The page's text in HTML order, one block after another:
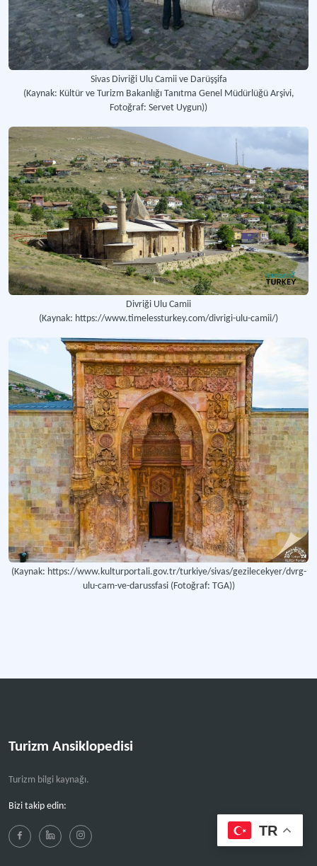
Sivas Divriği Ulu Camii ve Darüşşifa
(Kaynak: Kültür ve Turizm Bakanlığı Tanıtma Genel Müdürlüğü Arşivi,
Fotoğraf: Servet Uygun))
Divriği Ulu Camii
(Kaynak: https://www.timelessturkey.com/divrigi-ulu-camii/)
(Kaynak: https://www.kulturportali.gov.tr/turkiye/sivas/gezilecekyer/dvrg-
ulu-cam-ve-darussfasi (Fotoğraf: TGA))
Turizm Ansiklopedisi
Turizm bilgi kaynağı.
Bizi takip edin:
TR